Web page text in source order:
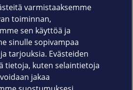
varmistaaksemme
toiminnan,
sen käyttöä ja
sinulle sopivampaa
tarjouksia. Evästeiden
tietoja, kuten selaintietoja
jakaa